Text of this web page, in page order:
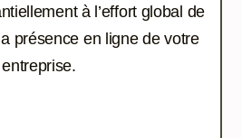
à l’effort global de
présence en ligne de votre
entreprise.